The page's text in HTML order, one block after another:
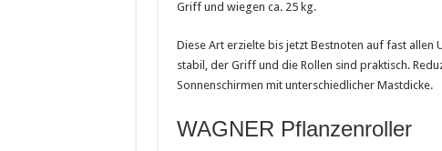
Griff und wiegen ca. 25 kg.
Diese Art erzielte bis jetzt Bestnoten auf fast
stabil, der Griff und die Rollen sind praktisch.
Sonnenschirmen mit unterschiedlicher Mastdicke.
WAGNER Pflanzenroller